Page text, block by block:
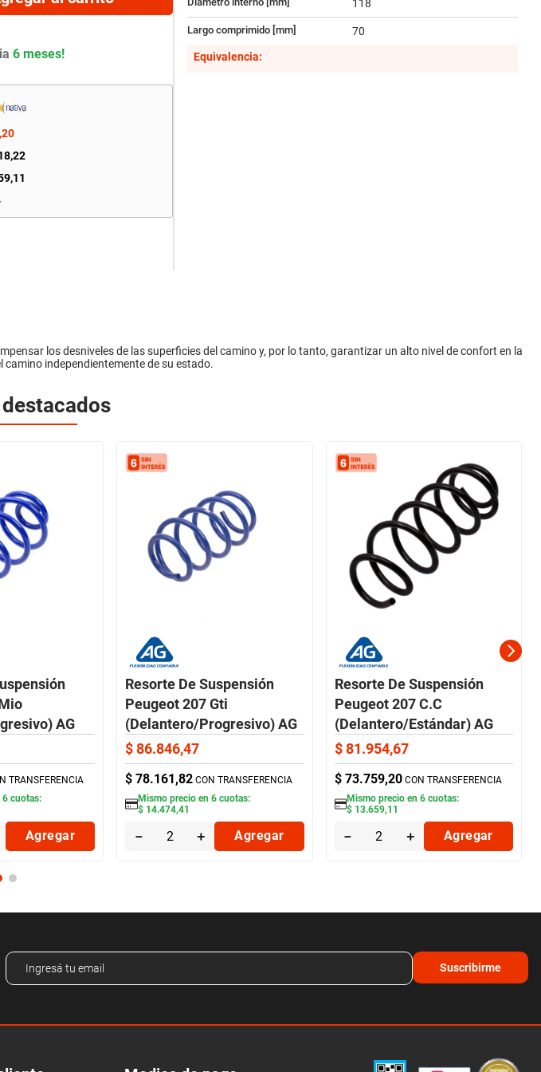
6 meses!
20
,22
,11
118
Largo comprimido [mm]
70
Equivalencia:
los desniveles de las superficies del camino y, por lo tanto, garantizar un alto nivel de confort en la
independientemente de su estado.
AG
TRANSFERENCIA
6cuotas:
Agregar
Resorte De Suspensión
Peugeot 207 Gti
(Delantero/Progresivo) AG
$86.846,47
$ 78.161,82 CON TRANSFERENCIA
Mismo precio en6 cuotas:
$ 14.474,41
＋
－ Agregar
Resorte De Suspensión
Peugeot 207 C.C
(Delantero/Estándar) AG
$ 81.954,67
$ 73.759,20 CON TRANSFERENCIA
Mismo precio en6 cuotas:
$ 13.659,11
＋
－ Agregar
Suscribirme